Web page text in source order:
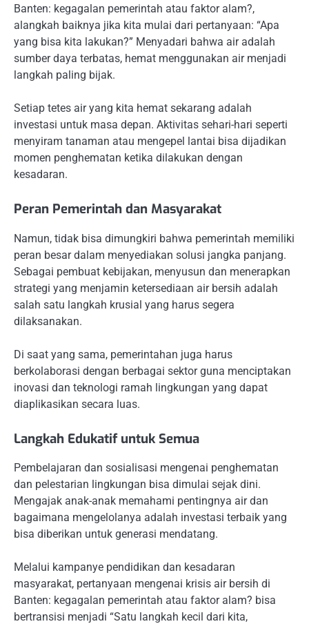
Banten: kegagalan pemerintah atau faktor alam?,
alangkah baiknya jika kita mulai dari pertanyaan: “Apa
yang bisa kita lakukan?” Menyadari bahwa air adalah
sumber daya terbatas, hemat menggunakan air menjadi
langkah paling bijak.
Setiap tetes air yang kita hemat sekarang adalah
investasi untuk masa depan. Aktivitas sehari-hari seperti
menyiram tanaman atau mengepel lantai bisa dijadikan
momen penghematan ketika dilakukan dengan
kesadaran.
Peran Pemerintah dan Masyarakat
Namun, tidak bisa dimungkiri bahwa pemerintah memiliki
peran besar dalam menyediakan solusi jangka panjang.
Sebagai pembuat kebijakan, menyusun dan menerapkan
strategi yang menjamin ketersediaan air bersih adalah
salah satu langkah krusial yang harus segera
dilaksanakan.
Di saat yang sama, pemerintahan juga harus
berkolaborasi dengan berbagai sektor guna menciptakan
inovasi dan teknologi ramah lingkungan yang dapat
diaplikasikan secara luas.
Langkah Edukatif untuk Semua
Pembelajaran dan sosialisasi mengenai penghematan
dan pelestarian lingkungan bisa dimulai sejak dini.
Mengajak anak-anak memahami pentingnya air dan
bagaimana mengelolanya adalah investasi terbaik yang
bisa diberikan untuk generasi mendatang.
Melalui kampanye pendidikan dan kesadaran
masyarakat, pertanyaan mengenai krisis air bersih di
Banten: kegagalan pemerintah atau faktor alam? bisa
bertransisi menjadi “Satu langkah kecil dari kita,